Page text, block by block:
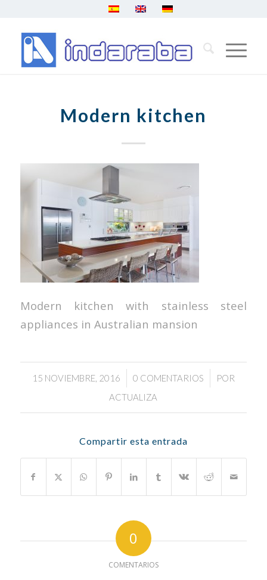
Modern kitchen
Modern kitchen with stainless steel
appliances in Australian mansion
15 NOVIEMBRE, 2016
/ 0 COMENTARIOS
/
POR
ACTUALIZA
Compartir esta entrada
0
COMENTARIOS